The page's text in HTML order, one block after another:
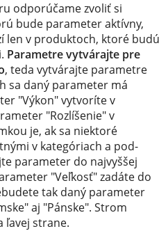
odporúčame zvoliť si
bude parameter aktívny,
len v produktoch, ktoré budú
Parametre vytvárajte pre
, teda vytvárajte parametre
sa daný parameter má
"Výkon" vytvoríte v
"Rozlíšenie" v
je, ak sa niektoré
v kategóriach a pod-
parameter do najvyššej
"Veľkosť" zadáte do
tak daný parameter
aj "Pánske". Strom
ľavej strane.